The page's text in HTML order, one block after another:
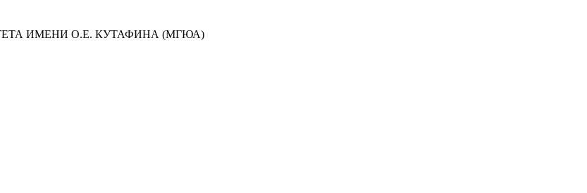
ИМЕНИ О.Е. КУТАФИНА (МГЮА)